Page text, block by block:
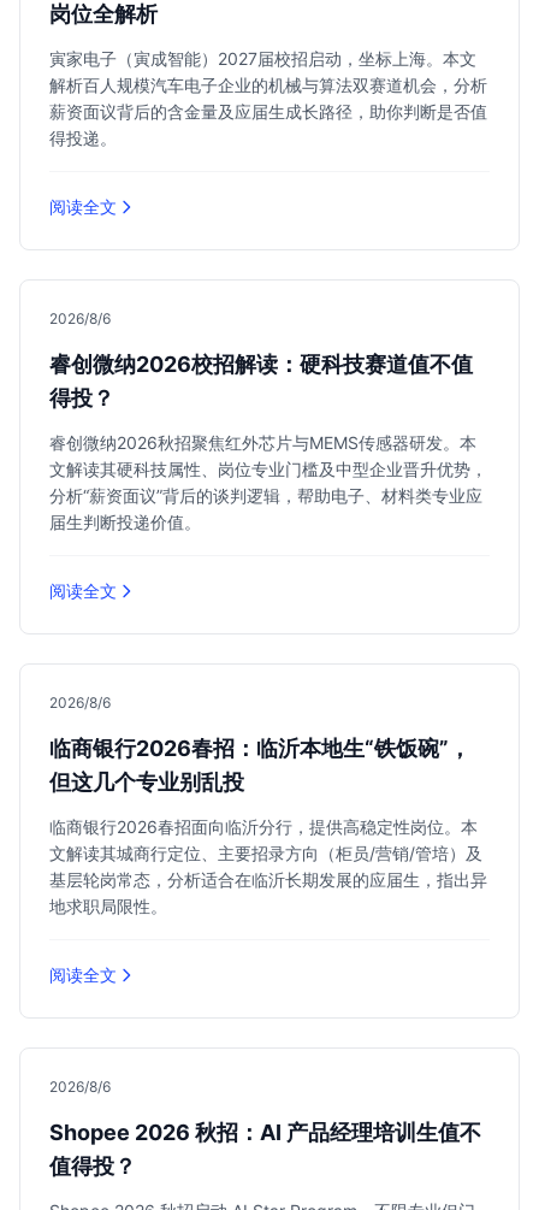
岗位全解析
寅家电子（寅成智能）2027届校招启动，坐标上海。本文
解析百人规模汽车电子企业的机械与算法双赛道机会，分析
薪资面议背后的含金量及应届生成长路径，助你判断是否值
得投递。
阅读全文
2026/8/6
睿创微纳2026校招解读：硬科技赛道值不值
得投？
睿创微纳2026秋招聚焦红外芯片与MEMS传感器研发。本
文解读其硬科技属性、岗位专业门槛及中型企业晋升优势，
分析“薪资面议”背后的谈判逻辑，帮助电子、材料类专业应
届生判断投递价值。
阅读全文
2026/8/6
临商银行2026春招：临沂本地生“铁饭碗”，
但这几个专业别乱投
临商银行2026春招面向临沂分行，提供高稳定性岗位。本
文解读其城商行定位、主要招录方向（柜员/营销/管培）及
基层轮岗常态，分析适合在临沂长期发展的应届生，指出异
地求职局限性。
阅读全文
2026/8/6
Shopee 2026 秋招：AI 产品经理培训生值不
值得投？